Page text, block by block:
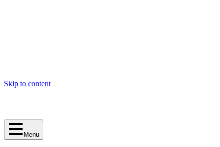
Skip to content
Menu